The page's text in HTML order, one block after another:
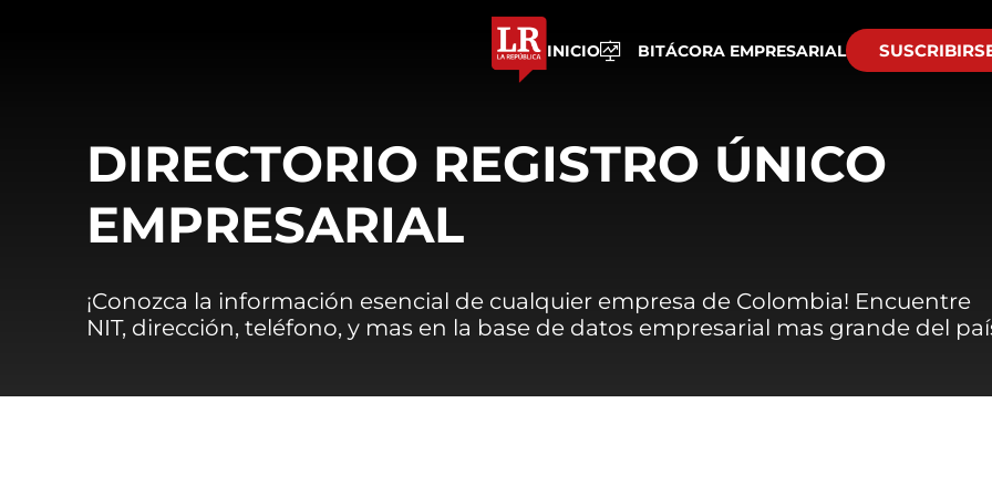
INICIO BITÁCORA EMPRESARIAL
DIRECTORIO REGISTRO ÚNICO
EMPRESARIAL
¡Conozca la información esencial de cualquier empresa de Colombia! Encuentre
NIT, dirección, teléfono, y mas en la base de datos empresarial mas grande del